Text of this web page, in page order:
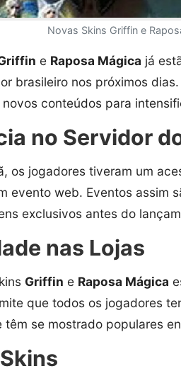
Novas Skins Griffin e
e Raposa Mágica já
brasileiro nos próximos
conteúdos para
no Servidor
os jogadores tiveram um
evento web. Eventos assim
exclusivos antes do
nas Lojas
Griffin e Raposa Mágica
que todos os jogadores
têm se mostrado populares